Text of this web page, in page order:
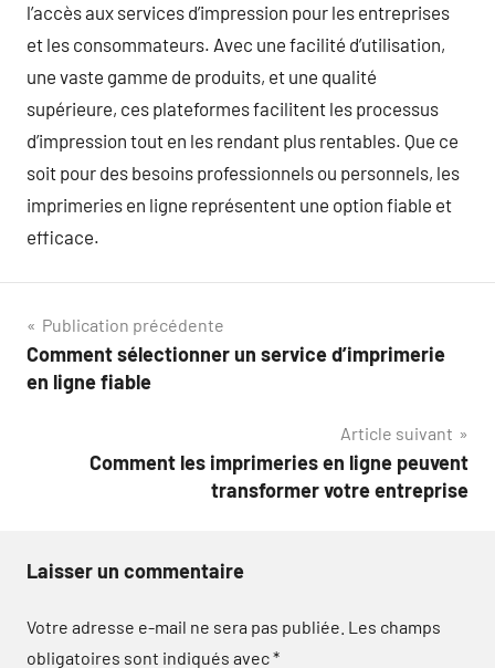
l’accès aux services d’impression pour les entreprises
et les consommateurs. Avec une facilité d’utilisation,
une vaste gamme de produits, et une qualité
supérieure, ces plateformes facilitent les processus
d’impression tout en les rendant plus rentables. Que ce
soit pour des besoins professionnels ou personnels, les
imprimeries en ligne représentent une option fiable et
efficace.
Navigation
de
Publication précédente
Comment sélectionner un service d’imprimerie
en ligne fiable
Article suivant
Comment les imprimeries en ligne peuvent
transformer votre entreprise
Laisser un commentaire
Votre adresse e-mail ne sera pas publiée. Les champs
obligatoires sont indiqués avec*